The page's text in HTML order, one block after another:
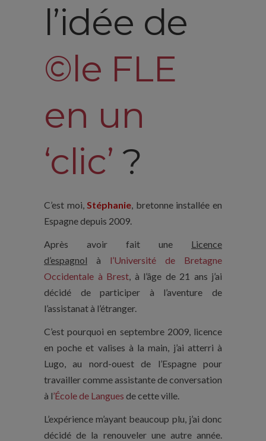
l’idée de
©le FLE
en un
‘clic’ ?
C’est moi,Stéphanie, bretonne installée en
Espagne depuis 2009.
Après avoir fait une Licence
d’espagnol à l’Université de Bretagne
Occidentale à Brest, à l’âge de 21 ans j’ai
décidé de participer à l’aventure de
l’assistanat à l’étranger.
C’est pourquoi en septembre 2009, licence
en poche et valises à la main, j’ai atterri à
Lugo, au nord-ouest de l’Espagne pour
travailler comme assistante de conversation
à l’École de Langues de cette ville.
L’expérience m’ayant beaucoup plu, j’ai donc
décidé de la renouveler une autre année.